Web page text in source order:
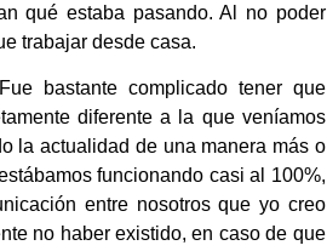
qué estaba pasando. Al no poder
trabajar desde casa.
bastante complicado tener que
diferente a la que veníamos
la actualidad de una manera más o
funcionando casi al 100%,
entre nosotros que yo creo
no haber existido, en caso de que